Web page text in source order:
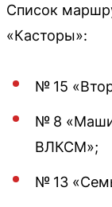
Список
«Касторы»:
№ 15
№ 8
ВЛКСМ»;
№ 13